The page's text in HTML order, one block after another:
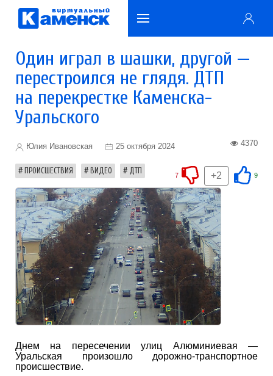
Один играл в шашки, другой —
перестроился не глядя. ДТП
на перекрестке Каменска-
Уральского
Юлия Ивановская 25 октября 2024 4370
ПРОИСШЕСТВИЯ ВИДЕО ДТП 9
+2
7
Днем на пересечении улиц Алюминиевая —
Уральская произошло дорожно-транспортное
происшествие.